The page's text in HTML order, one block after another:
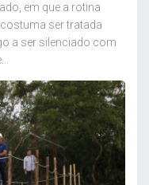
em que a rotina
ser tratada
a ser silenciado com